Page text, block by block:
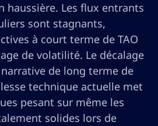
haussière. Les flux entrants
sont stagnants,
à court terme de TAO
de volatilité. Le décalage
de long terme de
technique actuelle met
pesant sur même les
solides lors de